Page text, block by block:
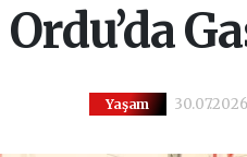
Ordu’da
Yaşam